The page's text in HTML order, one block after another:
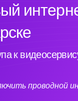
к
проводной